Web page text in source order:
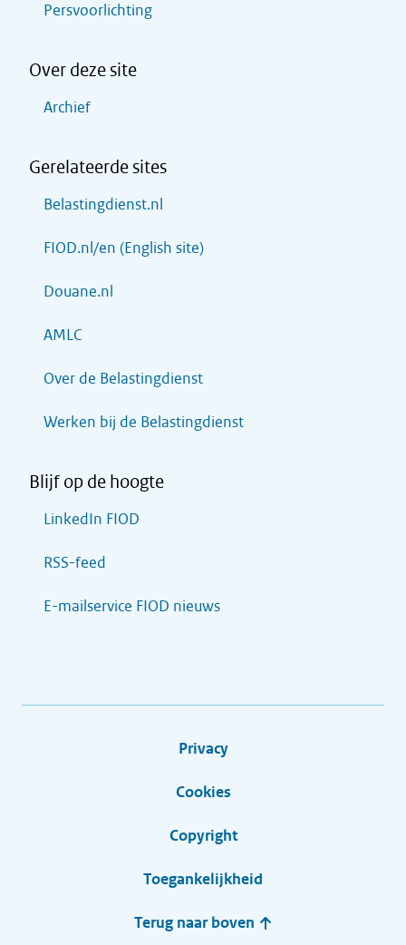
Persvoorlichting
Over deze site
Archief
Gerelateerde sites
Belastingdienst.nl
FIOD.nl/en (English site)
Douane.nl
AMLC
Over de Belastingdienst
Werken bij de Belastingdienst
Blijf op de hoogte
LinkedIn FIOD
RSS-feed
E-mailservice FIOD nieuws
Privacy
Cookies
Copyright
Toegankelijkheid
Terug naar boven